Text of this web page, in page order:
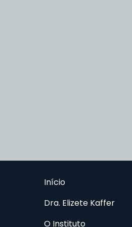
Início
Dra. Elizete Kaffer
O Instituto